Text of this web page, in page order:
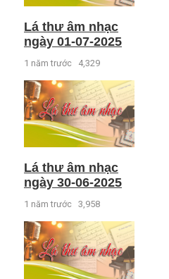
Lá thư âm nhạc
ngày 01-07-2025
1 năm trước 4,329
Lá thư âm nhạc
ngày 30-06-2025
1 năm trước 3,958